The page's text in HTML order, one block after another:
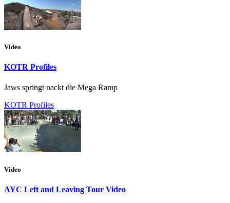
Video
KOTR Profiles
Jaws springt nackt die Mega Ramp
KOTR Profiles
Video
AYC Left and Leaving Tour Video